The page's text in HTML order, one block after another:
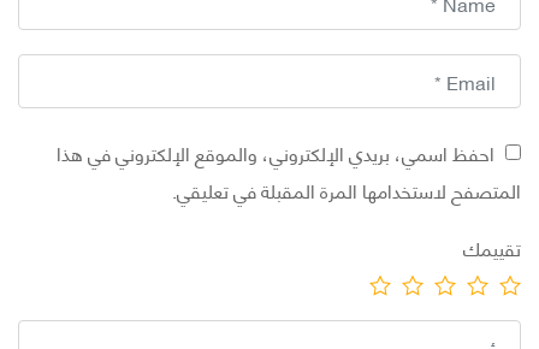
احفظ اسمي، بريدي الإلكتروني، والموقع الإلكتروني في هذا
لاستخدامها المرة المقبلة في تعليقي.